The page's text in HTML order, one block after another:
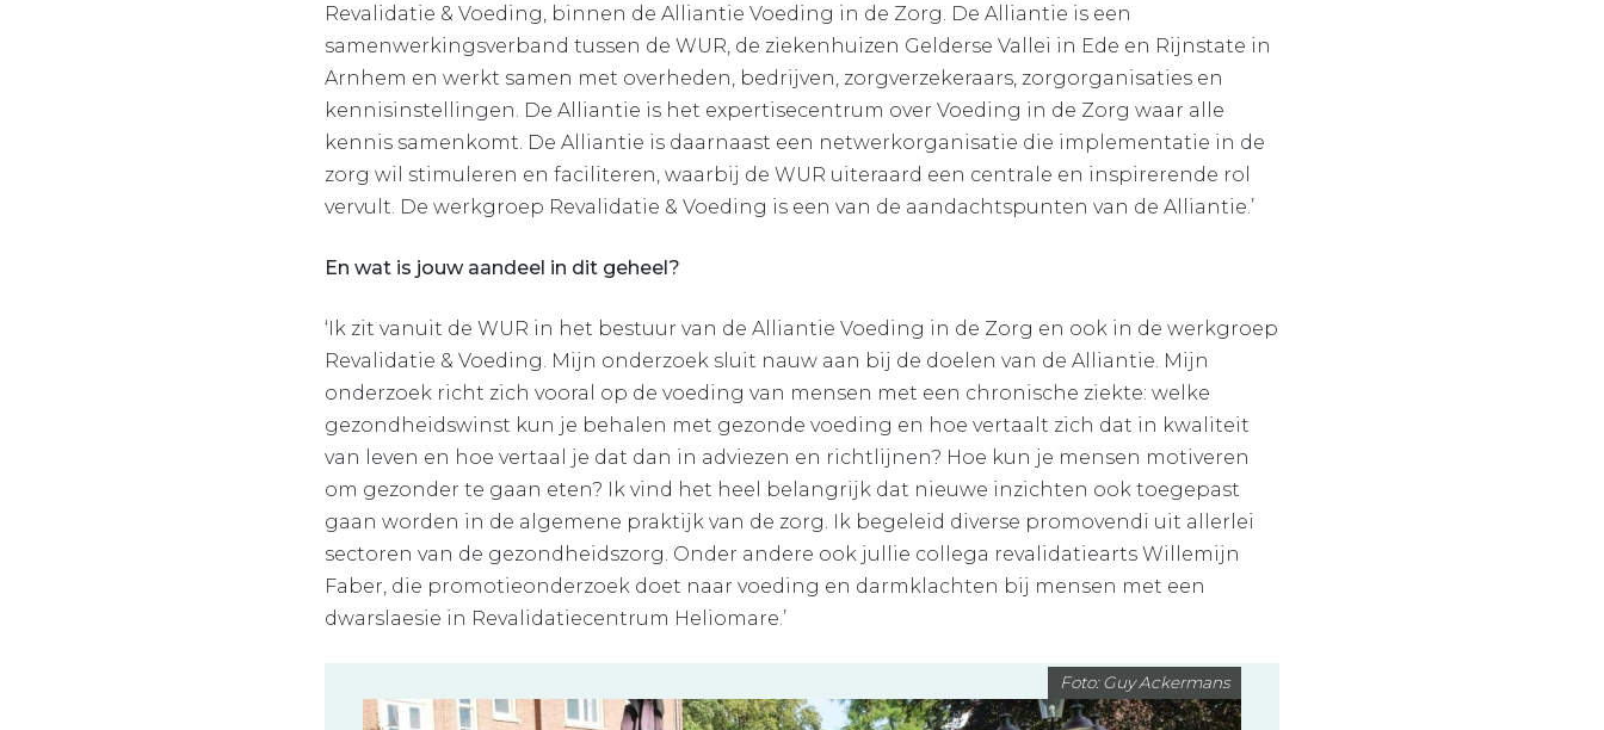
Revalidatie & Voeding, binnen de Alliantie Voeding in de Zorg. De Alliantie is een
samenwerkingsverband tussen de WUR, de ziekenhuizen Gelderse Vallei in Ede en Rijnstate in
Arnhem en werkt samen met overheden, bedrijven, zorgverzekeraars, zorgorganisaties en
kennisinstellingen. De Alliantie is het expertisecentrum over Voeding in de Zorg waar alle
kennis samenkomt. De Alliantie is daarnaast een netwerkorganisatie die implementatie in de
zorg wil stimuleren en faciliteren, waarbij de WUR uiteraard een centrale en inspirerende rol
vervult. De werkgroep Revalidatie & Voeding is een van de aandachtspunten van de Alliantie.’
En wat is jouw aandeel in dit geheel?
‘Ik zit vanuit de WUR in het bestuur van de Alliantie Voeding in de Zorg en ook in de werkgroep
Revalidatie & Voeding. Mijn onderzoek sluit nauw aan bij de doelen van de Alliantie. Mijn
onderzoek richt zich vooral op de voeding van mensen met een chronische ziekte: welke
gezondheidswinst kun je behalen met gezonde voeding en hoe vertaalt zich dat in kwaliteit
van leven en hoe vertaal je dat dan in adviezen en richtlijnen? Hoe kun je mensen motiveren
om gezonder te gaan eten? Ik vind het heel belangrijk dat nieuwe inzichten ook toegepast
gaan worden in de algemene praktijk van de zorg. Ik begeleid diverse promovendi uit allerlei
sectoren van de gezondheidszorg. Onder andere ook jullie collega revalidatiearts Willemijn
Faber, die promotieonderzoek doet naar voeding en darmklachten bij mensen met een
dwarslaesie in Revalidatiecentrum Heliomare.’
Foto: Guy Ackermans